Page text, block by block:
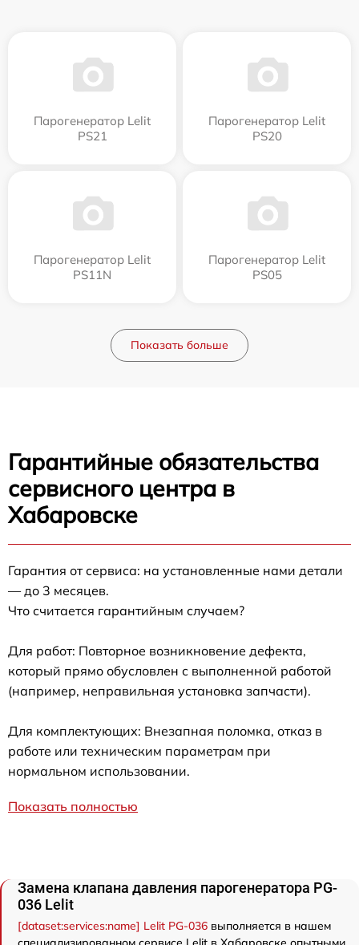
Парогенератор Lelit
PS21
Парогенератор Lelit
PS20
Парогенератор Lelit
PS11N
Парогенератор Lelit
PS05
Показать больше
Гарантийные обязательства
сервисного центра в
Хабаровске
Гарантия от сервиса: на установленные нами детали
— до 3 месяцев.
Что считается гарантийным случаем?
Для работ: Повторное возникновение дефекта,
который прямо обусловлен с выполненной работой
(например, неправильная установка запчасти).
Для комплектующих: Внезапная поломка, отказ в
работе или техническим параметрам при
нормальном использовании.
Показать полностью
Замена клапана давления парогенератора PG-
036 Lelit
[dataset:services:name] Lelit PG-036 выполняется в нашем